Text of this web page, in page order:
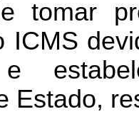
tomar
ICMS
e
Es­tado,